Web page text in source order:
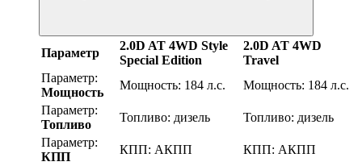
Параметр
2.0D AT 4WD Style
Special Edition
2.0D AT 4WD
Travel
Параметр:
Мощность
Мощность: 184 л.с. Мощность: 184 л.с.
Параметр:
Топливо
Топливо: дизель Топливо: дизель
Параметр:
КПП
КПП: АКПП КПП: АКПП